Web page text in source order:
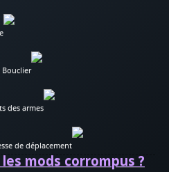
Bouclier
des armes
de déplacement
mods corrompus ?